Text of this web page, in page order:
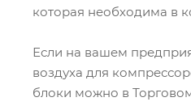
которая необходима в
Если на вашем
воздуха для
блоки можно в